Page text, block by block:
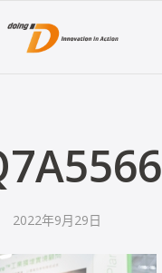
2022年9月29日